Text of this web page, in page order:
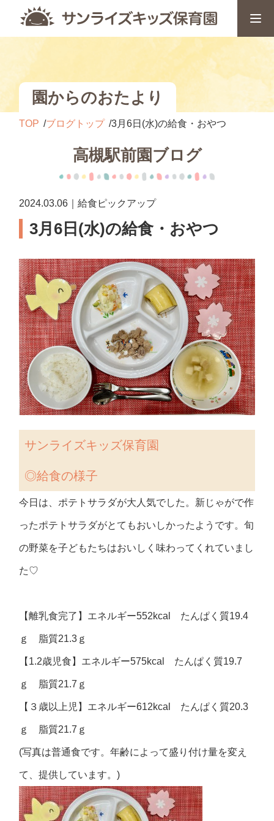
園からのおたより
TOP ブログトップ 3月6日(水)の給食・おやつ
高槻駅前園ブログ
2024.03.06｜給食ピックアップ
3月6日(水)の給食・おやつ
サンライズキッズ保育園
◎給食の様子
今日は、ポテトサラダが大人気でした。新じゃがで作
ったポテトサラダがとてもおいしかったようです。旬
の野菜を子どもたちはおいしく味わってくれていまし
た♡
【離乳食完了】エネルギー552kcal たんぱく質19.4
ｇ 脂質21.3ｇ
【1.2歳児食】エネルギー575kcal たんぱく質19.7
ｇ 脂質21.7ｇ
【３歳以上児】エネルギー612kcal たんぱく質20.3
ｇ 脂質21.7ｇ
(写真は普通食です。年齢によって盛り付け量を変え
て、提供しています。)